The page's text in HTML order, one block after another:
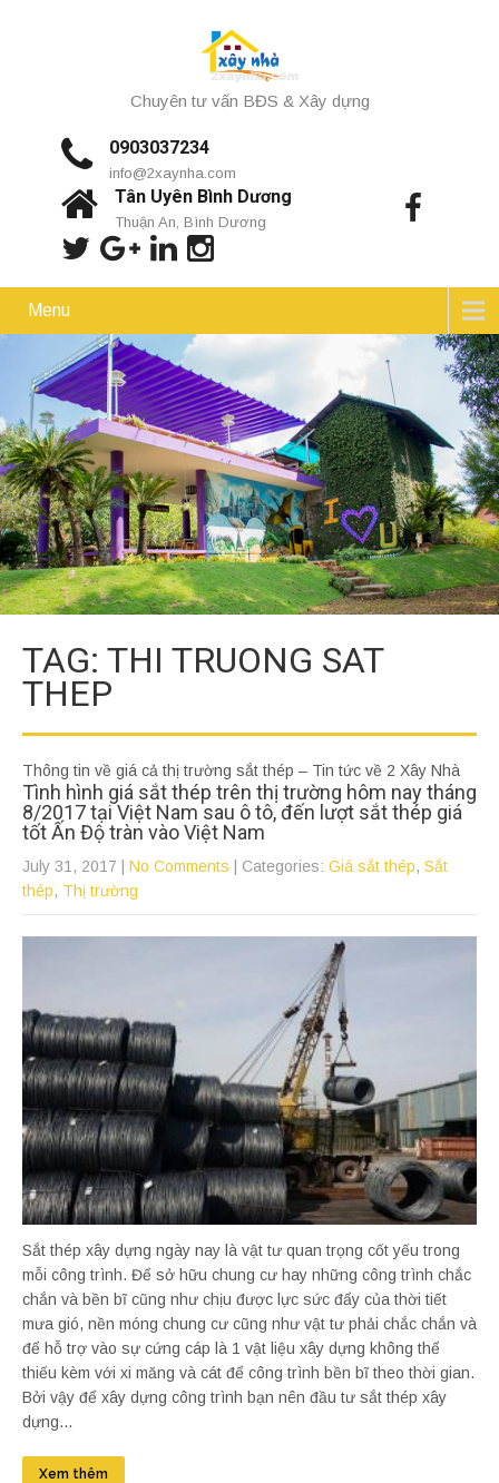
Chuyên tư vấn BĐS & Xây dựng
0903037234
info@2xaynha.com
Tân Uyên Bình Dương
Thuận An, Bình Dương
Menu
TAG: THI TRUONG SAT
THEP
Thông tin về giá cả thị trường sắt thép – Tin tức về 2 Xây Nhà
Tình hình giá sắt thép trên thị trường hôm nay tháng
8/2017 tại Việt Nam sau ô tô, đến lượt sắt thép giá
tốt Ấn Độ tràn vào Việt Nam
July 31, 2017 No Comments | Categories: Giá sắt thép, Sắt
thép, Thị trường
Sắt thép xây dựng ngày nay là vật tư quan trọng cốt yếu trong
mỗi công trình. Để sở hữu chung cư hay những công trình chắc
chắn và bền bĩ cũng như chịu được lực sức đẩy của thời tiết
mưa gió, nền móng chung cư cũng như vật tư phải chắc chắn và
để hỗ trợ vào sự cứng cáp là 1 vật liệu xây dựng không thể
thiếu kèm với xi măng và cát để công trình bền bĩ theo thời gian.
Bởi vậy để xây dựng công trình bạn nên đầu tư sắt thép xây
dựng...
Xem thêm